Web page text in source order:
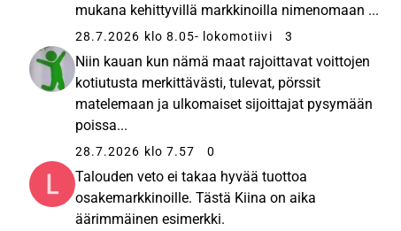
houkutteleva investointikohde yrityksille: vuonna
2021 sinne tehtiin suoria teollisia sijoituksia noin
20 miljardin Yhdysvaltain dollarin verran.
Vietnamin kilpailukyky mahdollistaa palkkatulojen
kasvun yli 10 prosentin vuosivauhtia. PYN Elite on
salkussaan painottanut yhtiöitä, jotka hyötyvät
kotimarkkinoiden ja kulutuksen kasvusta. PYN
Eliten ajatuksena on toimia Vietnamissa, kunnes
sen indeksitavoite 2 500 pistettä saavutetaan.
Vuoden 2021 lopussa VN-indeksi oli 1 500
pisteessä.
mukana kehittyvillä markkinoilla nimenomaan ...
28.7.2026 klo 8.05- lokomotiivi 3
Niin kauan kun nämä maat rajoittavat voittojen
kotiutusta merkittävästi, tulevat, pörssit
matelemaan ja ulkomaiset sijoittajat pysymään
poissa...
28.7.2026 klo 7.57 0
Talouden veto ei takaa hyvää tuottoa
osakemarkkinoille. Tästä Kiina on aika
äärimmäinen esimerkki.